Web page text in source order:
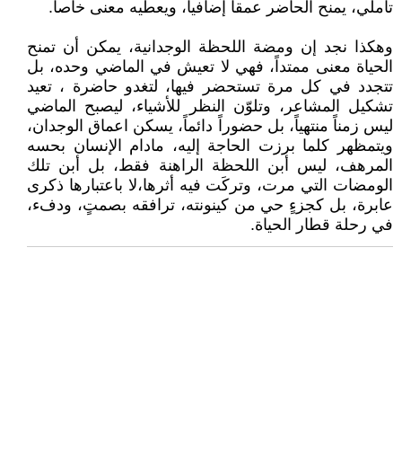
تأملي، يمنح الحاضر عمقاً إضافياً، ويعطيه معنى خاصا.
وهكذا نجد إن ومضة اللحظة الوجدانية، يمكن أن تمنح
الحياة معنى ممتداً، فهي لا تعيش في الماضي وحده، بل
تتجدد في كل مرة تستحضر فيها، لتغدو حاضرة ، تعيد
تشكيل المشاعر، وتلوّن النظر للأشياء، ليصبح الماضي
ليس زمناً منتهياً، بل حضوراً دائماً، يسكن اعماق الوجدان،
ويتمظهر كلما برزت الحاجة إليه، مادام الإنسان بحسه
المرهف، ليس أبن اللحظة الراهنة فقط، بل أبن تلك
الومضات التي مرت، وتركَت فيه أثرها،لا باعتبارها ذكرى
عابرة، بل كجزءٍ حي من كينونته، ترافقه بصمتٍ، ودفء،
في رحلة قطار الحياة.